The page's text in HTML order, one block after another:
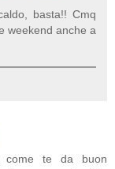
basta!! Cmq
weekend anche a
come te da buon